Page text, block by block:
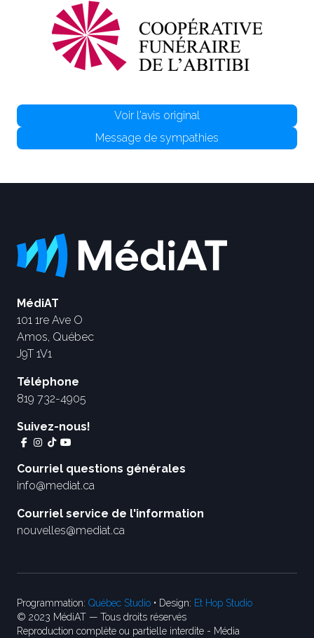
Voir l'avis original
Message de sympathies
MédiAT
101 1re Ave O
Amos, Québec
J9T 1V1
Téléphone
819 732-4905
Suivez-nous!
Courriel questions générales
info@mediat.ca
Courriel service de l'information
nouvelles@mediat.ca
Programmation: Québec Studio • Design: Et Hop Studio
© 2023 MédiAT — Tous droits réservés
Reproduction complète ou partielle interdite - Média